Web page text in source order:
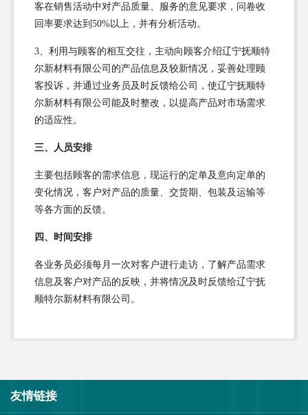
客在销售活动中对产品质量、服务的意见要求，问卷收
回率要求达到50%以上，并有分析活动。
3、利用与顾客的相互交往，主动向顾客介绍辽宁抚顺特
尔新材料有限公司的产品信息及较新情况，妥善处理顾
客投诉，并通过业务员及时反馈给公司，使辽宁抚顺特
尔新材料有限公司能及时整改，以提高产品对市场需求
的适应性。
三、人员安排
主要包括顾客的需求信息，现运行的定单及意向定单的
变化情况，客户对产品的质量、交货期、包装及运输等
等各方面的反馈。
四、时间安排
各业务员必须每月一次对客户进行走访，了解产品需求
信息及客户对产品的反映，并将情况及时反馈给辽宁抚
顺特尔新材料有限公司。
友情链接